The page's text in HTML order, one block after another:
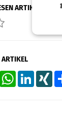
ARTIKEL
ARTIKEL
MessengerWhatsAppLinkedIn